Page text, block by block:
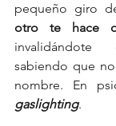
pequeño giro
otro te hace
invalidándote
sabiendo que
gaslighting.